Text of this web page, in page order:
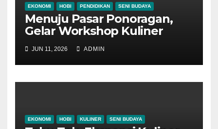
EKONOMI HOBI PENDIDIKAN SENI BUDAYA
Menuju Pasar Ponoragan,
Gelar Workshop Kuliner
Tradisional Ponorogo
JUN 11, 2026 ADMIN
EKONOMI HOBI KULINER SENI BUDAYA